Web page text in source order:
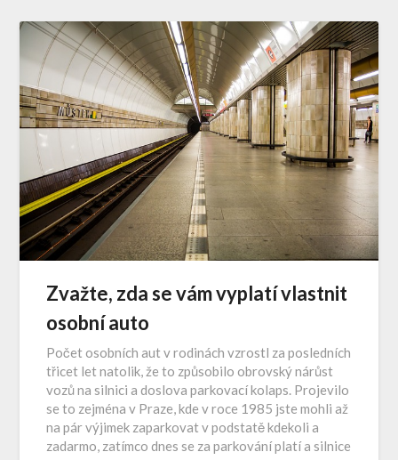
Zvažte, zda se vám vyplatí vlastnit
osobní auto
Počet osobních aut v rodinách vzrostl za posledních
třicet let natolik, že to způsobilo obrovský nárůst
vozů na silnici a doslova parkovací kolaps. Projevilo
se to zejména v Praze, kde v roce 1985 jste mohli až
na pár výjimek zaparkovat v podstatě kdekoli a
zadarmo, zatímco dnes se za parkování platí a silnice